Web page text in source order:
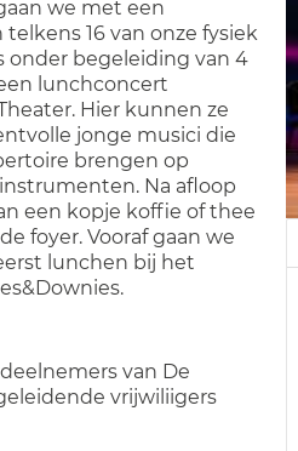
we met een
16 van onze fysiek
onder begeleiding van 4
lunchconcert
Hier kunnen ze
jonge musici die
brengen op
Na afloop
een kopje koffie of thee
foyer. Vooraf gaan we
lunchen bij het
van De
vrijwiliigers